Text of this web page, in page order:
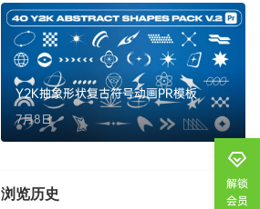
Y2K抽象形状复古符号动画PR模板
7月8日
浏览历史 清空
解锁
会员